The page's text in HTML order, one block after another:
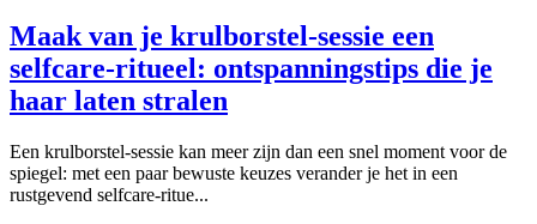
Maak van je krulborstel-sessie een
selfcare-ritueel: ontspanningstips die je
haar laten stralen
Een krulborstel-sessie kan meer zijn dan een snel moment voor de
spiegel: met een paar bewuste keuzes verander je het in een
rustgevend selfcare-ritue...